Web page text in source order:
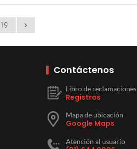
19
Contáctenos
Libro de reclamaciones
Registros
Mapa de ubicación
Google Maps
Atención al usuario